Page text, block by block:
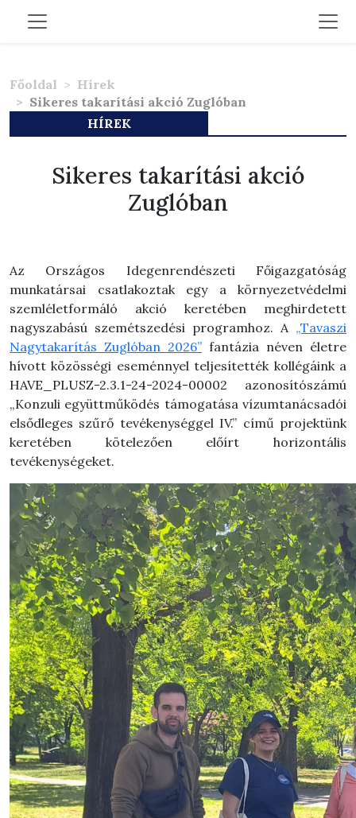
Főoldal
Hírek
Sikeres takarítási akció Zuglóban
HÍREK
Sikeres takarítási akció
Zuglóban
Az Országos Idegenrendészeti Főigazgatóság
munkatársai csatlakoztak egy a környezetvédelmi
szemléletformáló akció keretében meghirdetett
nagyszabású szemétszedési programhoz. A „Tavaszi
Nagytakarítás Zuglóban 2026” fantázia néven életre
hívott közösségi eseménnyel teljesítették kollégáink a
HAVE_PLUSZ-2.3.1-24-2024-00002 azonosítószámú
„Konzuli együttműködés támogatása vízumtanácsadói
elsődleges szűrő tevékenységgel IV.” című projektünk
keretében kötelezően előírt horizontális
tevékenységeket.